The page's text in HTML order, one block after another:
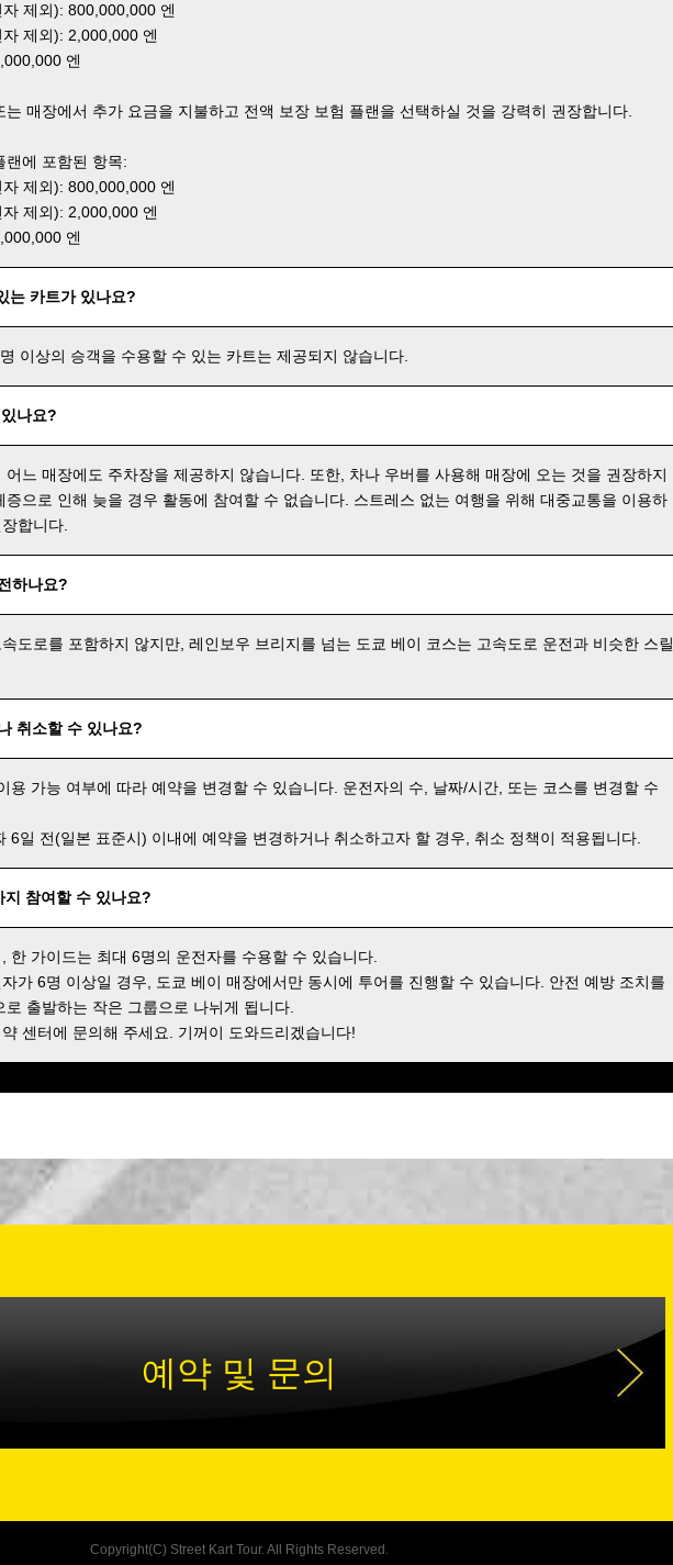
자 제외): 800,000,000 엔
자 제외): 2,000,000 엔
엔
는 매장에서 추가 요금을 지불하고 전액 보장 보험 플랜을 선택하실 것을 강력히 권장합니다.
랜에 포함된 항목:
자 제외): 800,000,000 엔
자 제외): 2,000,000 엔
엔
는 카트가 있나요?
이상의 승객을 수용할 수 있는 카트는 제공되지 않습니다.
나요?
어느 매장에도 주차장을 제공하지 않습니다. 또한, 차나 우버를 사용해 매장에 오는 것을 권장하지
증으로 인해 늦을 경우 활동에 참여할 수 없습니다. 스트레스 없는 여행을 위해 대중교통을 이용하
합니다.
하나요?
도로를 포함하지 않지만, 레인보우 브리지를 넘는 도쿄 베이 코스는 고속도로 운전과 비슷한 스릴
취소할 수 있나요?
용 가능 여부에 따라 예약을 변경할 수 있습니다. 운전자의 수, 날짜/시간, 또는 코스를 변경할 수
6일 전(일본 표준시) 이내에 예약을 변경하거나 취소하고자 할 경우, 취소 정책이 적용됩니다.
지 참여할 수 있나요?
한 가이드는 최대 6명의 운전자를 수용할 수 있습니다.
가 6명 이상일 경우, 도쿄 베이 매장에서만 동시에 투어를 진행할 수 있습니다. 안전 예방 조치를
로 출발하는 작은 그룹으로 나뉘게 됩니다.
센터에 문의해 주세요. 기꺼이 도와드리겠습니다!
예약 및 문의
Copyright(C) Street Kart Tour. All Rights Reserved.